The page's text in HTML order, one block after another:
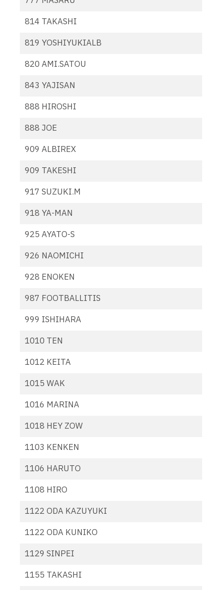
814 TAKASHI
819 YOSHIYUKIALB
820 AMI.SATOU
843 YAJISAN
888 HIROSHI
888 JOE
909 ALBIREX
909 TAKESHI
917 SUZUKI.M
918 YA-MAN
925 AYATO-S
926 NAOMICHI
928 ENOKEN
987 FOOTBALLITIS
999 ISHIHARA
1010 TEN
1012 KEITA
1015 WAK
1016 MARINA
1018 HEY ZOW
1103 KENKEN
1106 HARUTO
1108 HIRO
1122 ODA KAZUYUKI
1122 ODA KUNIKO
1129 SINPEI
1155 TAKASHI